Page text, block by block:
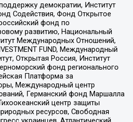
демократии, Институт
Содействия, Фонд Открытое
фонд по
развитию, Национальный
Международных Отношений,
FUND, Международный
Открытая Россия, Институт
фонд регионального
Платформа за
Международный центр
Германский фонд Маршалла
центр защиты
ресурсов, Свободная